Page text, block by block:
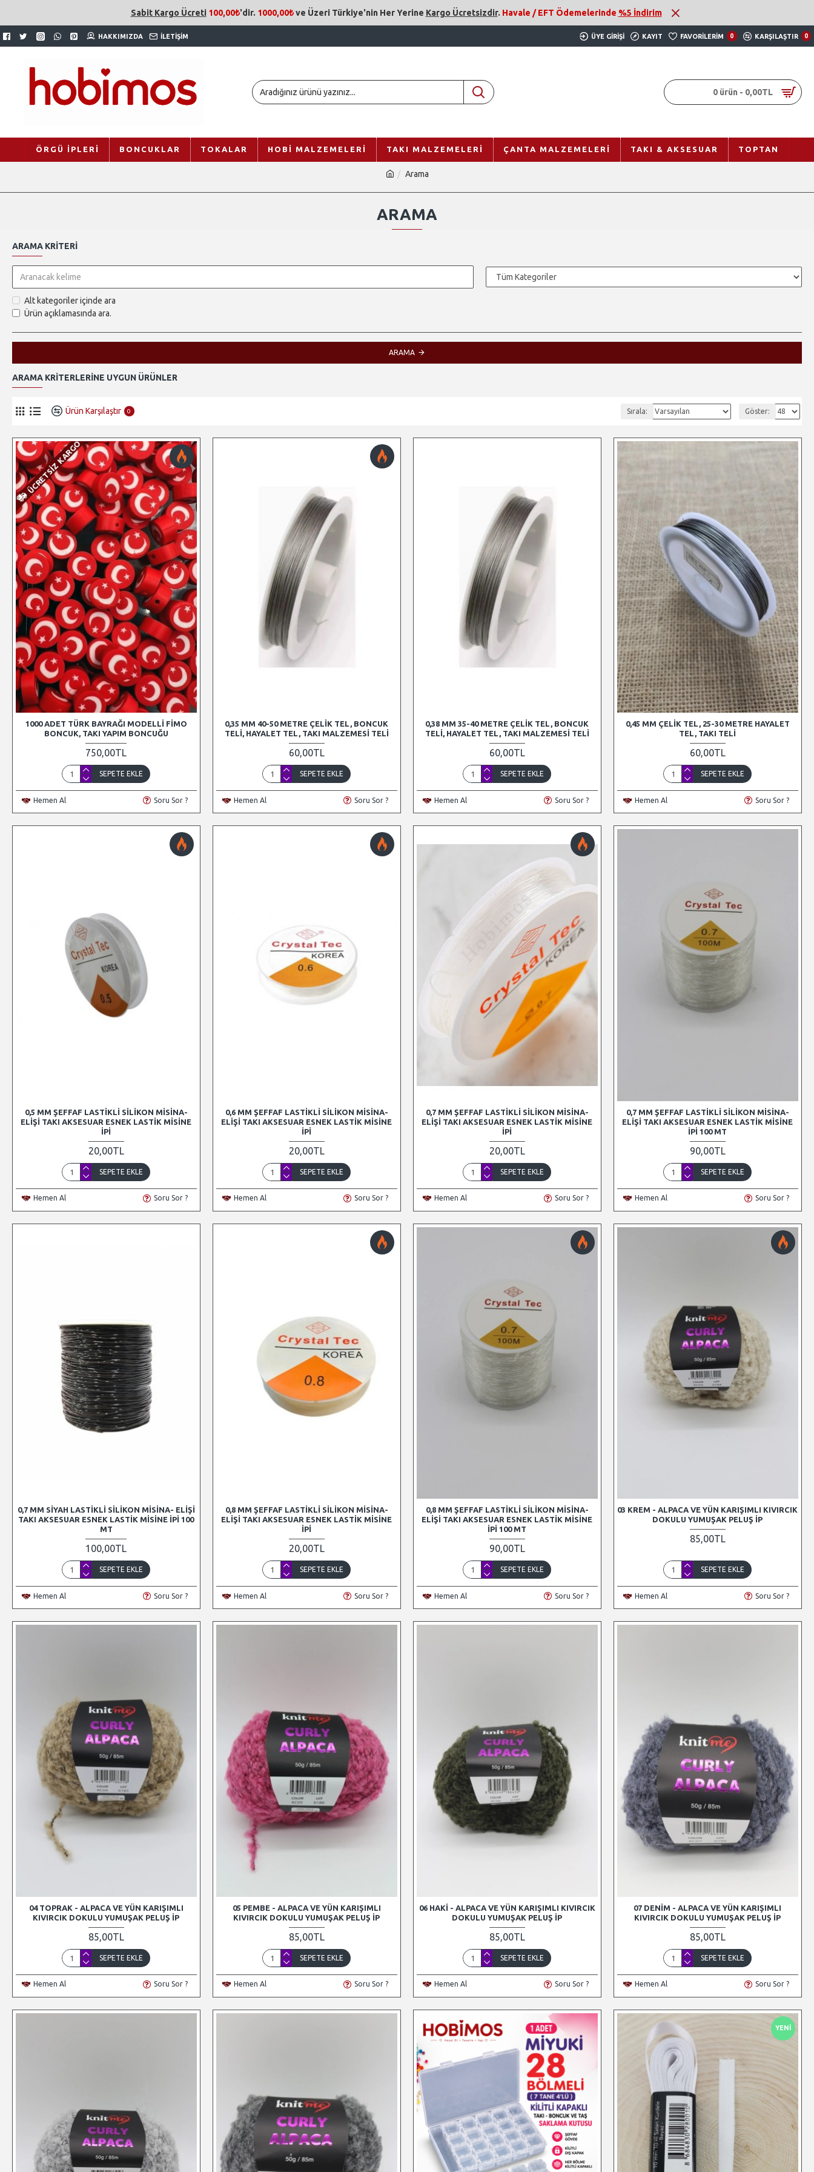
Sabit Kargo Ücreti 100,00₺'dir. 1000,00₺ve Üzeri Türkiye'nin Her Yerine Kargo Ücretsizdir. Havale / EFT Ödemelerinde %5 İndirim
HAKKIMIZDA İLETIŞIM ÜYE GIRIŞI KAYIT FAVORILERIM 0 KARŞILAŞTIR 0
0 ürün - 0,00TL
ÖRGÜ İPLERI BONCUKLAR TOKALAR HOBI MALZEMELERI TAKI MALZEMELERI ÇANTA MALZEMELERI TAKI & AKSESUAR TOPTAN
Arama
ARAMA
ARAMA KRITERI
Alt kategoriler içinde ara
Ürün açıklamasında ara.
ARAMA
ARAMA KRITERLERINE UYGUN ÜRÜNLER
Ürün Karşılaştır 0 Sırala: Göster:
ÜCRETSIZ KARGO
1000 ADET TÜRK BAYRAĞI MODELLI FIMO
BONCUK, TAKI YAPIM BONCUĞU
750,00TL
SEPETE EKLE
Hemen Al Soru Sor ?
0,35 MM 40-50 METRE ÇELIK TEL, BONCUK
TELI, HAYALET TEL, TAKI MALZEMESI TELI
60,00TL
SEPETE EKLE
Hemen Al Soru Sor ?
0,38 MM 35-40 METRE ÇELIK TEL, BONCUK
TELI, HAYALET TEL, TAKI MALZEMESI TELI
60,00TL
SEPETE EKLE
Hemen Al Soru Sor ?
0,45 MM ÇELIK TEL, 25-30 METRE HAYALET
TEL, TAKI TELI
60,00TL
SEPETE EKLE
Hemen Al Soru Sor ?
0,5 MM ŞEFFAF LASTIKLI SILIKON MISINA-
ELIŞI TAKI AKSESUAR ESNEK LASTIK MISINE
İPI
20,00TL
SEPETE EKLE
Hemen Al Soru Sor ?
0,6 MM ŞEFFAF LASTIKLI SILIKON MISINA-
ELIŞI TAKI AKSESUAR ESNEK LASTIK MISINE
İPI
20,00TL
SEPETE EKLE
Hemen Al Soru Sor ?
0,7 MM ŞEFFAF LASTIKLI SILIKON MISINA-
ELIŞI TAKI AKSESUAR ESNEK LASTIK MISINE
İPI
20,00TL
SEPETE EKLE
Hemen Al Soru Sor ?
0,7 MM ŞEFFAF LASTIKLI SILIKON MISINA-
ELIŞI TAKI AKSESUAR ESNEK LASTIK MISINE
İPI 100 MT
90,00TL
SEPETE EKLE
Hemen Al Soru Sor ?
0,7 MM SIYAH LASTIKLI SILIKON MISINA- ELIŞI
TAKI AKSESUAR ESNEK LASTIK MISINE İPI 100
MT
100,00TL
SEPETE EKLE
Hemen Al Soru Sor ?
0,8 MM ŞEFFAF LASTIKLI SILIKON MISINA-
ELIŞI TAKI AKSESUAR ESNEK LASTIK MISINE
İPI
20,00TL
SEPETE EKLE
Hemen Al Soru Sor ?
0,8 MM ŞEFFAF LASTIKLI SILIKON MISINA-
ELIŞI TAKI AKSESUAR ESNEK LASTIK MISINE
İPI 100 MT
90,00TL
SEPETE EKLE
Hemen Al Soru Sor ?
03 KREM - ALPACA VE YÜN KARIŞIMLI KIVIRCIK
DOKULU YUMUŞAK PELUŞ İP
85,00TL
SEPETE EKLE
Hemen Al Soru Sor ?
04 TOPRAK - ALPACA VE YÜN KARIŞIMLI
KIVIRCIK DOKULU YUMUŞAK PELUŞ İP
85,00TL
SEPETE EKLE
Hemen Al Soru Sor ?
05 PEMBE - ALPACA VE YÜN KARIŞIMLI
KIVIRCIK DOKULU YUMUŞAK PELUŞ İP
85,00TL
SEPETE EKLE
Hemen Al Soru Sor ?
06 HAKI - ALPACA VE YÜN KARIŞIMLI KIVIRCIK
DOKULU YUMUŞAK PELUŞ İP
85,00TL
SEPETE EKLE
Hemen Al Soru Sor ?
07 DENIM - ALPACA VE YÜN KARIŞIMLI
KIVIRCIK DOKULU YUMUŞAK PELUŞ İP
85,00TL
SEPETE EKLE
Hemen Al Soru Sor ?
YENI